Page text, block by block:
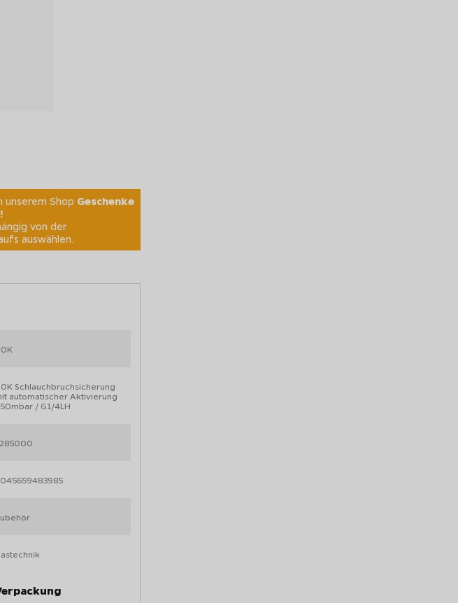
unserem Shop Geschenke
von der
auswählen.
Schlauchbruchsicherung
automatischer Aktivierung
/ G1/4LH